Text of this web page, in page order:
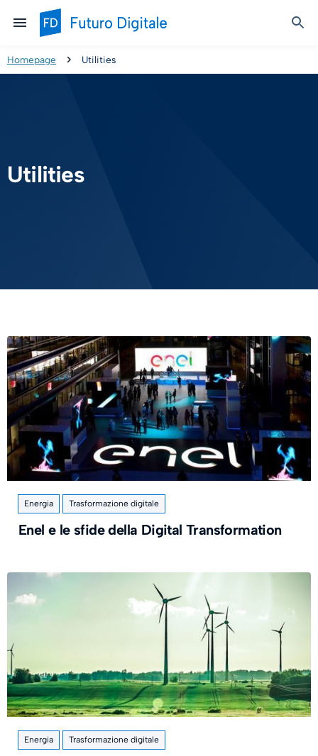
Homepage Utilities
Utilities
Energia Trasformazione digitale
Enel e le sfide della Digital Transformation
Energia Trasformazione digitale